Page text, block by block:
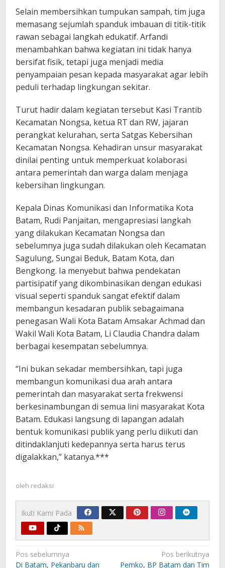
Selain membersihkan tumpukan sampah, tim juga
memasang sejumlah spanduk imbauan di titik-titik
rawan sebagai langkah edukatif. Arfandi
menambahkan bahwa kegiatan ini tidak hanya
bersifat fisik, tetapi juga menjadi media
penyampaian pesan kepada masyarakat agar lebih
peduli terhadap lingkungan sekitar.
Turut hadir dalam kegiatan tersebut Kasi Trantib
Kecamatan Nongsa, ketua RT dan RW, jajaran
perangkat kelurahan, serta Satgas Kebersihan
Kecamatan Nongsa. Kehadiran unsur masyarakat
dinilai penting untuk memperkuat kolaborasi
antara pemerintah dan warga dalam menjaga
kebersihan lingkungan.
Kepala Dinas Komunikasi dan Informatika Kota
Batam, Rudi Panjaitan, mengapresiasi langkah
yang dilakukan Kecamatan Nongsa dan
sebelumnya juga sudah dilakukan oleh Kecamatan
Sagulung, Sungai Beduk, Batam Kota, dan
Bengkong. Ia menyebut bahwa pendekatan
partisipatif yang dikombinasikan dengan edukasi
visual seperti spanduk sangat efektif dalam
membangun kesadaran publik sebagaimana
penegasan Wali Kota Batam Amsakar Achmad dan
Wakil Wali Kota Batam, Li Claudia Chandra dalam
berbagai kesempatan sebelumnya.
“Ini bukan sekadar membersihkan, tapi juga
membangun komunikasi dua arah antara
pemerintah dan masyarakat serta frekwensi
berkesinambungan di semua lini masyarakat Kota
Batam. Edukasi langsung di lapangan adalah
bentuk komunikasi publik yang perlu diikuti dan
ditindaklanjuti kedepannya serta harus terus
digalakkan,” katanya.***
oleh redaksi
Ikuti Kami Pada
Navigasi
Pos sebelumnya
Di Batam, Pekanbaru dan
Pos berikutnya
Pemko, BP Batam dan Tim